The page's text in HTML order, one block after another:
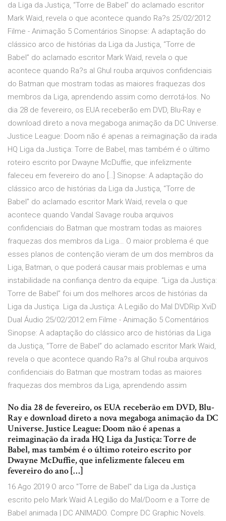
da Liga da Justiça, “Torre de Babel” do aclamado escritor
Mark Waid, revela o que acontece quando Ra?s 25/02/2012
Filme - Animação 5 Comentários Sinopse: A adaptação do
clássico arco de histórias da Liga da Justiça, “Torre de
Babel” do aclamado escritor Mark Waid, revela o que
acontece quando Ra?s al Ghul rouba arquivos confidenciais
do Batman que mostram todas as maiores fraquezas dos
membros da Liga, aprendendo assim como derrotá-los. No
dia 28 de fevereiro, os EUA receberão em DVD, Blu-Ray e
download direto a nova megaboga animação da DC Universe.
Justice League: Doom não é apenas a reimaginação da irada
HQ Liga da Justiça: Torre de Babel, mas também é o último
roteiro escrito por Dwayne McDuffie, que infelizmente
faleceu em fevereiro do ano […] Sinopse: A adaptação do
clássico arco de histórias da Liga da Justiça, “Torre de
Babel” do aclamado escritor Mark Waid, revela o que
acontece quando Vandal Savage rouba arquivos
confidenciais do Batman que mostram todas as maiores
fraquezas dos membros da Liga… O maior problema é que
esses planos de contenção vieram de um dos membros da
Liga, Batman, o que poderá causar mais problemas e uma
instabilidade na confiança dentro da equipe. “Liga da Justiça:
Torre de Babel” foi um dos melhores arcos de histórias da
Liga da Justiça. Liga da Justiça: A Legião do Mal DVDRip XviD
Dual Áudio 25/02/2012 em Filme - Animação 5 Comentários
Sinopse: A adaptação do clássico arco de histórias da Liga
da Justiça, “Torre de Babel” do aclamado escritor Mark Waid,
revela o que acontece quando Ra?s al Ghul rouba arquivos
confidenciais do Batman que mostram todas as maiores
fraquezas dos membros da Liga, aprendendo assim
No dia 28 de fevereiro, os EUA receberão em DVD, Blu-
Ray e download direto a nova megaboga animação da DC
Universe. Justice League: Doom não é apenas a
reimaginação da irada HQ Liga da Justiça: Torre de
Babel, mas também é o último roteiro escrito por
Dwayne McDuffie, que infelizmente faleceu em
fevereiro do ano […]
16 Ago 2019 O arco "Torre de Babel" da Liga da Justiça
escrito pelo Mark Waid A Legião do Mal/Doom e a Torre de
Babel animada | DC ANIMADO. Compre DC Graphic Novels.